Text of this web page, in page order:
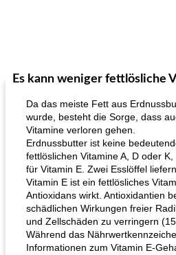
Es kann weniger fettlösliche
Da das meiste Fett aus
wurde, besteht die Sorge, dass
Vitamine verloren gehen.
Erdnussbutter ist keine
fettlöslichen Vitamine A, D oder
für Vitamin E. Zwei Esslöffel
Vitamin E ist ein fettlösliches
Antioxidans wirkt. Antioxidantien
schädlichen Wirkungen freier
und Zellschäden zu verringern
Während das
Informationen zum Vitamin E-